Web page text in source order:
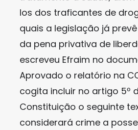
los dos traficantes de
quais a legislação já
da pena privativa de
escreveu Efraim no
Aprovado o relatório na
cogita incluir no artigo 5º
Constituição o seguinte
considerará crime a